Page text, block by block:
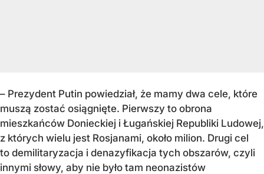
– Prezydent Putin powiedział, że mamy dwa cele, które
muszą zostać osiągnięte. Pierwszy to obrona
mieszkańców Donieckiej i Ługańskiej Republiki Ludowej,
z których wielu jest Rosjanami, około milion. Drugi cel
to demilitaryzacja i denazyfikacja tych obszarów, czyli
innymi słowy, aby nie było tam neonazistów